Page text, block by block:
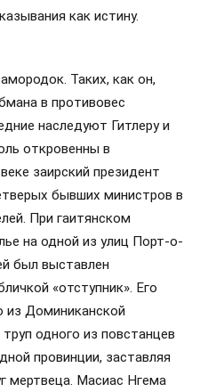
как истину.
Таких, как он,
в противовес
наследуют Гитлеру и
откровенны в
заирский президент
бывших министров в
При гаитянском
на одной из улиц Порт-о-
был выставлен
«отступник». Его
из Доминиканской
одного из повстанцев
провинции, заставляя
мертвеца. Масиас Нгема